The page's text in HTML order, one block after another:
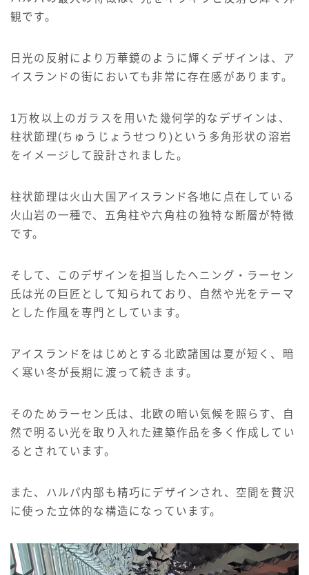
観です。
日光の反射により万華鏡のように輝くデザインは、ア
イスランドの街においても非常に存在感があります。
1万枚以上のガラスを用いた幾何学的なデザインは、
柱状節理(ちゅうじょうせつり)という多角形状の溶岩
をイメージして設計されました。
柱状節理は火山大国アイスランド各地に点在している
火山岩の一種で、五角柱や六角柱の独特な断層が特徴
です。
そして、このデザインを担当したヘニング・ラーセン
氏は光の巨匠として知られており、自然や光をテーマ
とした作風を専門としています。
アイスランドをはじめとする北欧諸国は夏が短く、暗
く寒い冬が長期に渡って続きます。
そのためラーセン氏は、北欧の暗い気候を照らす、自
然で明るい光を取り入れた建築作品を多く作成してい
るとされています。
また、ハルパ内部も精巧にデザインされ、空間を贅沢
に使った立体的な構造になっています。